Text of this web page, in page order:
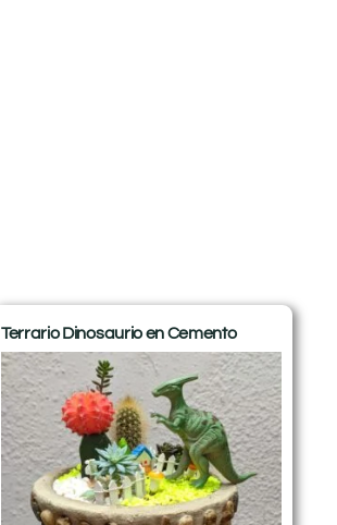
Terrario Dinosaurio en Cemento